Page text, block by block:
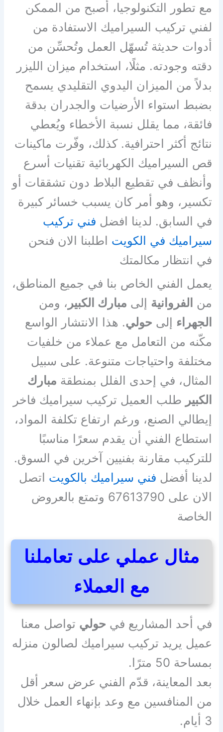
مع تطور التكنولوجيا، أصبح من الممكن
لفني تركيب السيراميك الاستفادة من
أدوات حديثة تُسهّل العمل وتُحسِّن من
دقته وجودته. مثلًا، استخدام ميزان الليزر
بدلاً من الميزان اليدوي التقليدي يسمح
بضبط استواء الأرضيات والجدران بدقة
فائقة، مما يقلل نسبة الأخطاء ويُعطي
نتائج أكثر احترافية. كذلك، وفّرت ماكينات
قص السيراميك الكهربائية تقنيات أسرع
وأنظف في تقطيع البلاط دون تشققات أو
تكسير، وهو أمر كان يسبب خسائر كبيرة
في السابق. لدينا افضل فني تركيب
سيراميك في الكويت اطلبنا الان فنحن
في انتظار مكالمتك
يعمل الفني الخاص بنا في جميع المناطق،
من الفروانية إلى مبارك الكبير ، ومن
الجهراء إلى حولي. هذا الانتشار الواسع
مكّنه من التعامل مع عملاء من خلفيات
مختلفة واحتياجات متنوعة. على سبيل
المثال، في إحدى الفلل بمنطقة مبارك
الكبير طلب العميل تركيب سيراميك فاخر
إيطالي الصنع، ورغم ارتفاع تكلفة المواد،
استطاع الفني أن يقدم سعرًا مناسبًا
للتركيب مقارنة بفنيين آخرين في السوق.
لدينا أفضل فني سيراميك بالكويت اتصل
الان على 67613790 وتمتع بالعروض
الخاصة
مثال عملي على تعاملنا
مع العملاء
في أحد المشاريع في حولي تواصل معنا
عميل يريد تركيب سيراميك لصالون منزله
بمساحة 50 مترًا.
بعد المعاينة، قدّم الفني عرض سعر أقل
من المنافسين مع وعد بإنهاء العمل خلال
3 أيام.